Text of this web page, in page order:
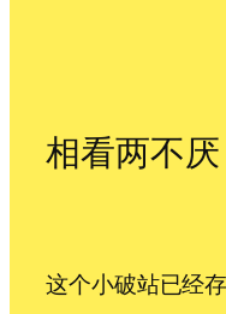
相看两不厌
这个小破站已经